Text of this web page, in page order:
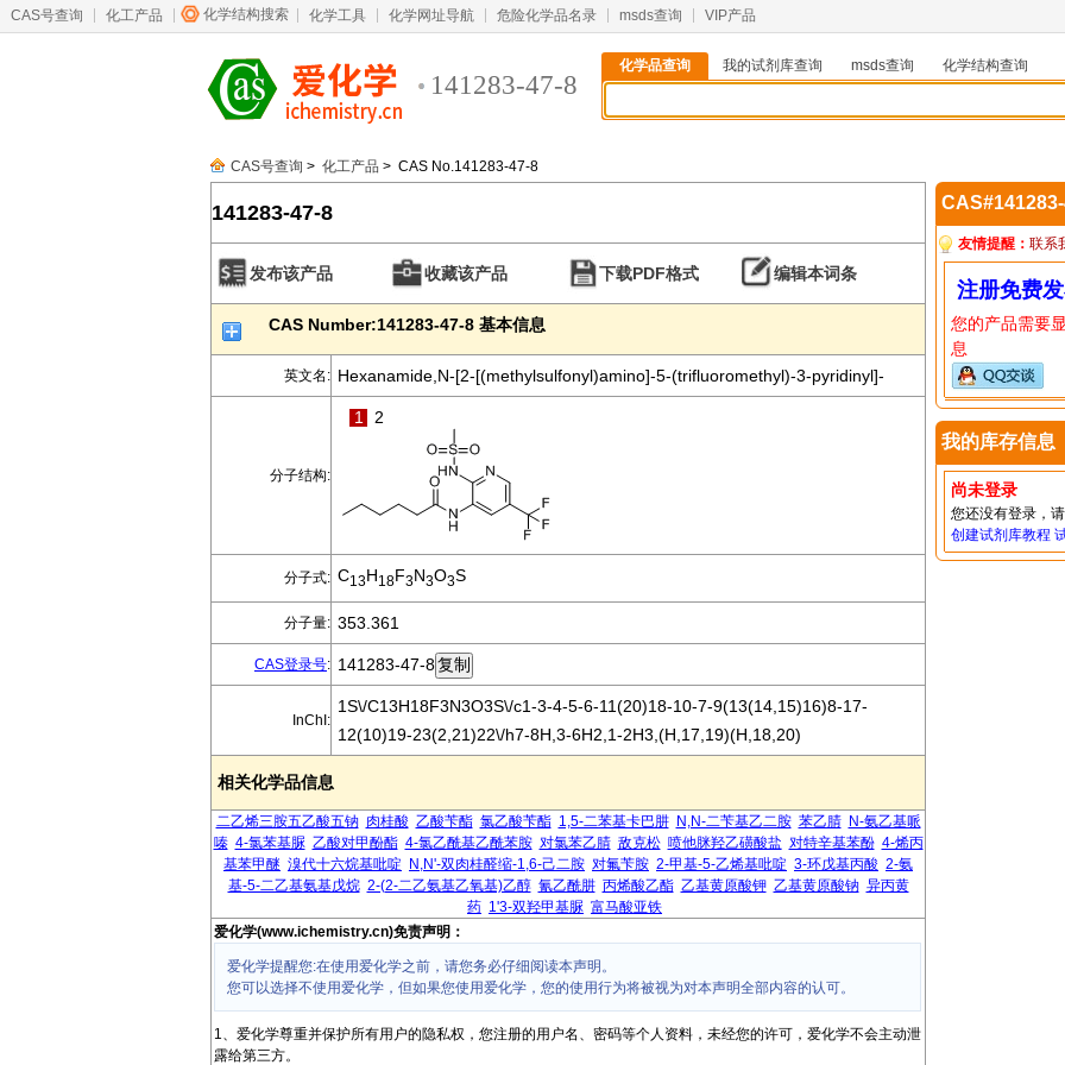
CAS号查询 化工产品 化学结构搜索 化学工具 化学网址导航 危险化学品名录 msds查询 VIP产品
141283-47-8
化学品查询 我的试剂库查询 msds查询
化学结构查询
CAS号查询 > 化工产品 > CAS No.141283-47-8
141283-47-8
发布该产品 收藏该产品 下载PDF格式 编辑本词条
CAS Number:141283-47-8 基本信息
英文名: Hexanamide,N-[2-[(methylsulfonyl)amino]-5-(trifluoromethyl)-3-pyridinyl]-
分子结构:
1 2
分子式: C13H18F3N3O3S
分子量: 353.361
CAS登录号: 141283-47-8
InChI:
1S\/C13H18F3N3O3S\/c1-3-4-5-6-11(20)18-10-7-9(13(14,15)16)8-17-
12(10)19-23(2,21)22\/h7-8H,3-6H2,1-2H3,(H,17,19)(H,18,20)
相关化学品信息
二乙烯三胺五乙酸五钠 肉桂酸 乙酸苄酯 氯乙酸苄酯 1,5-二苯基卡巴肼 N,N-二苄基乙二胺 苯乙腈
N-氨乙基哌
嗪 4-氯苯基脲 乙酸对甲酚酯 4-氯乙酰基乙酰苯胺 对氯苯乙腈 敌克松 喷他脒羟乙磺酸盐 对特辛基苯酚 4-烯丙
基苯甲醚 溴代十六烷基吡啶 N,N'-双肉桂醛缩-1,6-己二胺 对氟苄胺 2-甲基-5-乙烯基吡啶 3-环戊基丙酸 2-氨
基-5-二乙基氨基戊烷 2-(2-二乙氨基乙氧基)乙醇 氰乙酰肼 丙烯酸乙酯 乙基黄原酸钾 乙基黄原酸钠 异丙黄
药 1'3-双羟甲基脲 富马酸亚铁
爱化学(www.ichemistry.cn)免责声明：
爱化学提醒您:在使用爱化学之前，请您务必仔细阅读本声明。
您可以选择不使用爱化学，但如果您使用爱化学，您的使用行为将被视为对本声明全部内容的认可。
1、爱化学尊重并保护所有用户的隐私权，您注册的用户名、密码等个人资料，未经您的许可，爱化学不会主动泄
露给第三方。
友情提醒： 联系
注册免费
您的产品需要
息
我的库存信息
尚未登录
您还没有登录，
创建试剂库教程